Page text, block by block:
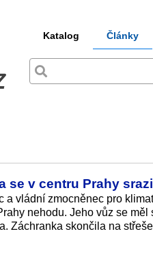
Katalog Články
se v centru Prahy
a vládní zmocněnec pro
nehodu. Jeho vůz se
Záchranka skončila na